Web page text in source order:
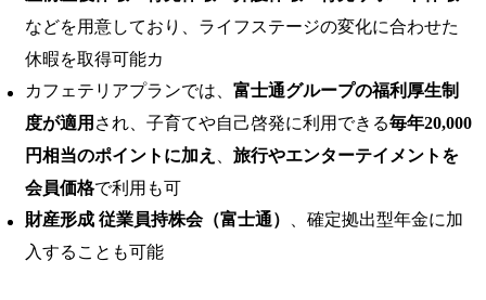
などを用意しており、ライフステージの変化に合わせた
休暇を取得可能カ
カフェテリアプランでは、 富士通グループの福利厚生制
度が適用 され、子育てや自己啓発に利用できる毎年20,000
円相当のポイントに加え
旅行やエンターテイメントを
会員価格で利用も可
財産形成 従業員持株会（富士通）
、確定拠出型年金に加
入することも可能